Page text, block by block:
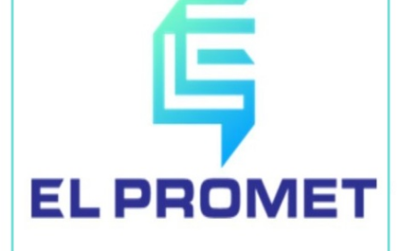
Slavni Ešref Tek šokirao izgledom: Fanovi iznenađeni
U subotu je SVETA PETKA TRNOVA:
Da ženama ne bi TRNULE RUKE
tokom cijele godine jedan običaj Srbi
vijekovima poštuju